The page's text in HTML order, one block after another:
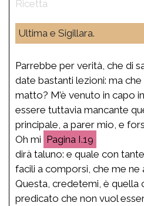
Ultima e Sigillara.
Parrebbe per verità, che di
date bastanti lezioni: ma che
matto? M’è venuto in capo
essere tuttavia mancante
principale, a parer mio, e
Oh mi
I.19
dirà taluno: e quale con
facili a comporsi, che me
Questa, credetemi, è quella
predicato che non vuol